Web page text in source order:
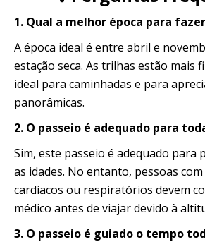
1. Qual a melhor época para
A época ideal é entre abril e
estação seca. As trilhas estão mais
ideal para caminhadas e para
panorâmicas.
2. O passeio é adequado para
Sim, este passeio é adequado para
as idades. No entanto, pessoas
cardíacos ou respiratórios devem
médico antes de viajar devido à
3. O passeio é guiado o tempo